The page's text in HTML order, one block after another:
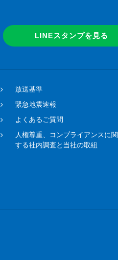
LINEスタンプを見る
放送基準
緊急地震速報
よくあるご質問
人権尊重、コンプライアンスに関
する社内調査と当社の取組